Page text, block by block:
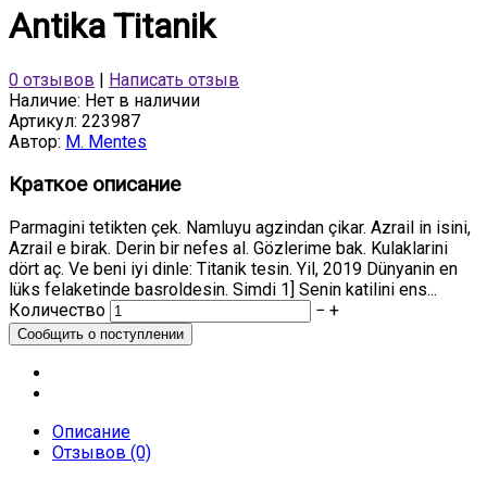
Antika Titanik
0 отзывов
Написать отзыв
Наличие: Нет в наличии
Артикул: 223987
Автор: M. Mentes
Краткое описание
Parmagini tetikten çek. Namluyu agzindan çikar. Azrail in isini,
Azrail e birak. Derin bir nefes al. Gözlerime bak. Kulaklarini
dört aç. Ve beni iyi dinle: Titanik tesin. Yil, 2019 Dünyanin en
lüks felaketinde basroldesin. Simdi 1] Senin katilini ens...
Количество
− +
Описание
Отзывов (0)